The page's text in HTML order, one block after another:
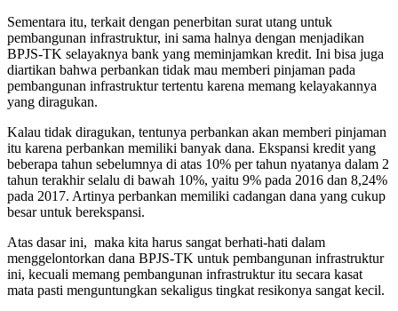
Sementara itu, terkait dengan penerbitan surat utang untuk
pembangunan infrastruktur, ini sama halnya dengan menjadikan
BPJS-TK selayaknya bank yang meminjamkan kredit. Ini bisa juga
diartikan bahwa perbankan tidak mau memberi pinjaman pada
pembangunan infrastruktur tertentu karena memang kelayakannya
yang diragukan.
Kalau tidak diragukan, tentunya perbankan akan memberi pinjaman
itu karena perbankan memiliki banyak dana. Ekspansi kredit yang
beberapa tahun sebelumnya di atas 10% per tahun nyatanya dalam 2
tahun terakhir selalu di bawah 10%, yaitu 9% pada 2016 dan 8,24%
pada 2017. Artinya perbankan memiliki cadangan dana yang cukup
besar untuk berekspansi.
Atas dasar ini, maka kita harus sangat berhati-hati dalam
menggelontorkan dana BPJS-TK untuk pembangunan infrastruktur
ini, kecuali memang pembangunan infrastruktur itu secara kasat
mata pasti menguntungkan sekaligus tingkat resikonya sangat kecil.